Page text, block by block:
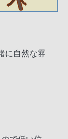
に自然な雰